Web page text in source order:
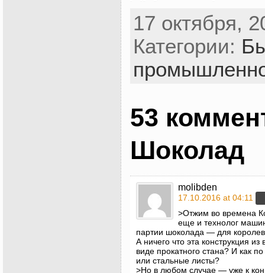
17 октября,
Категории:
53
Шоколад
molibden
17.10.2016 at 04:11
>Отжим во времена
еще и технолог
партии шоколада — для
А ничего что эта конструкция
виде прокатного стана? И как
или стальные листы?
>Но в любом случае — уже к